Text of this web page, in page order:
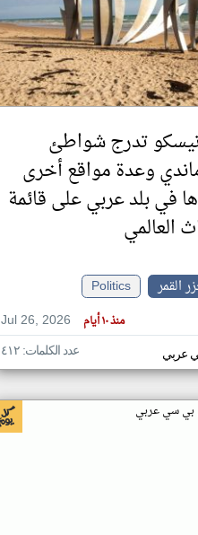
تدرج شواطئ
وعدة مواقع أخرى
في بلد عربي على قائمة
العالمي
القمر
Politics
Jul 26, 2026
منذ ١٠ أيام
عربي عدد الكلمات: ٤١٢
بي سي عربي